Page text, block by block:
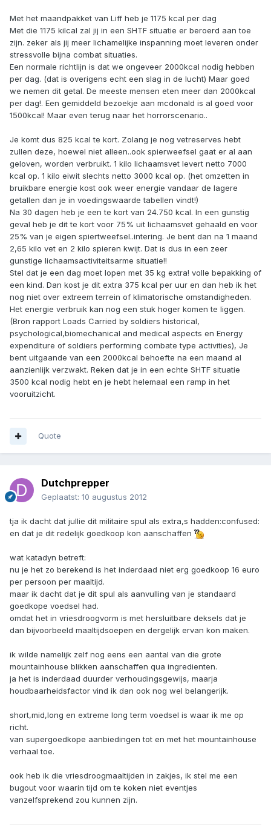
Met het maandpakket van Liff heb je 1175 kcal per dag
Met die 1175 kilcal zal jij in een SHTF situatie er beroerd aan toe
zijn. zeker als jij meer lichamelijke inspanning moet leveren onder
stressvolle bijna combat situaties.
Een normale richtlijn is dat we ongeveer 2000kcal nodig hebben
per dag. (dat is overigens echt een slag in de lucht) Maar goed
we nemen dit getal. De meeste mensen eten meer dan 2000kcal
per dag!. Een gemiddeld bezoekje aan mcdonald is al goed voor
1500kcal! Maar even terug naar het horrorscenario..
Je komt dus 825 kcal te kort. Zolang je nog vetreserves hebt
zullen deze, hoewel niet alleen..ook spierweefsel gaat er al aan
geloven, worden verbruikt. 1 kilo lichaamsvet levert netto 7000
kcal op. 1 kilo eiwit slechts netto 3000 kcal op. (het omzetten in
bruikbare energie kost ook weer energie vandaar de lagere
getallen dan je in voedingswaarde tabellen vindt!)
Na 30 dagen heb je een te kort van 24.750 kcal. In een gunstig
geval heb je dit te kort voor 75% uit lichaamsvet gehaald en voor
25% van je eigen spiertweefsel..intering. Je bent dan na 1 maand
2,65 kilo vet en 2 kilo spieren kwijt. Dat is dus in een zeer
gunstige lichaamsactiviteitsarme situatie!!
Stel dat je een dag moet lopen met 35 kg extra! volle bepakking of
een kind. Dan kost je dit extra 375 kcal per uur en dan heb ik het
nog niet over extreem terrein of klimatorische omstandigheden.
Het energie verbruik kan nog een stuk hoger komen te liggen.
(Bron rapport Loads Carried by soldiers historical,
psychological,biomechanical and medical aspects en Energy
expenditure of soldiers performing combate type activities), Je
bent uitgaande van een 2000kcal behoefte na een maand al
aanzienlijk verzwakt. Reken dat je in een echte SHTF situatie
3500 kcal nodig hebt en je hebt helemaal een ramp in het
vooruitzicht.
Quote
Dutchprepper
Geplaatst: 10 augustus 2012
tja ik dacht dat jullie dit militaire spul als extra,s hadden:confused:
en dat je dit redelijk goedkoop kon aanschaffen
wat katadyn betreft:
nu je het zo berekend is het inderdaad niet erg goedkoop 16 euro
per persoon per maaltijd.
maar ik dacht dat je dit spul als aanvulling van je standaard
goedkope voedsel had.
omdat het in vriesdroogvorm is met hersluitbare deksels dat je
dan bijvoorbeeld maaltijdsoepen en dergelijk ervan kon maken.
ik wilde namelijk zelf nog eens een aantal van die grote
mountainhouse blikken aanschaffen qua ingredienten.
ja het is inderdaad duurder verhoudingsgewijs, maarja
houdbaarheidsfactor vind ik dan ook nog wel belangerijk.
short,mid,long en extreme long term voedsel is waar ik me op
richt.
van supergoedkope aanbiedingen tot en met het mountainhouse
verhaal toe.
ook heb ik die vriesdroogmaaltijden in zakjes, ik stel me een
bugout voor waarin tijd om te koken niet eventjes
vanzelfsprekend zou kunnen zijn.